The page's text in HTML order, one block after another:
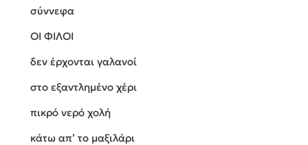
σύννεφα
ΟΙ ΦΙΛΟΙ
δεν έρχονται γαλανοί
στο εξαντλημένο χέρι
πικρό νερό χολή
κάτω απ’ το μαξιλάρι